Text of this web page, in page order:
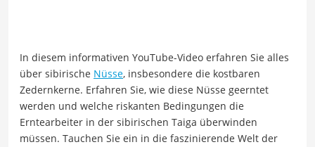
In diesem informativen YouTube-Video erfahren Sie alles
über sibirische Nüsse, insbesondere die kostbaren
Zedernkerne. Erfahren Sie, wie diese Nüsse geerntet
werden und welche riskanten Bedingungen die
Erntearbeiter in der sibirischen Taiga überwinden
müssen. Tauchen Sie ein in die faszinierende Welt der